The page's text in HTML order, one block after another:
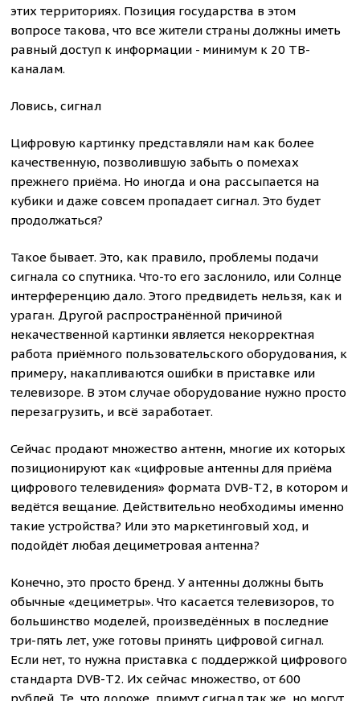
этих территориях. Позиция государства в этом
вопросе такова, что все жители страны должны иметь
равный доступ к информации - минимум к 20 ТВ-
каналам.
Ловись, сигнал
Цифровую картинку представляли нам как более
качественную, позволившую забыть о помехах
прежнего приёма. Но иногда и она рассыпается на
кубики и даже совсем пропадает сигнал. Это будет
продолжаться?
Такое бывает. Это, как правило, проблемы подачи
сигнала со спутника. Что-то его заслонило, или Солнце
интерференцию дало. Этого предвидеть нельзя, как и
ураган. Другой распространённой причиной
некачественной картинки является некорректная
работа приёмного пользовательского оборудования, к
примеру, накапливаются ошибки в приставке или
телевизоре. В этом случае оборудование нужно просто
перезагрузить, и всё заработает.
Сейчас продают множество антенн, многие их которых
позиционируют как «цифровые антенны для приёма
цифрового телевидения» формата DVB-T2, в котором и
ведётся вещание. Действительно необходимы именно
такие устройства? Или это маркетинговый ход, и
подойдёт любая дециметровая антенна?
Конечно, это просто бренд. У антенны должны быть
обычные «дециметры». Что касается телевизоров, то
большинство моделей, произведённых в последние
три-пять лет, уже готовы принять цифровой сигнал.
Если нет, то нужна приставка с поддержкой цифрового
стандарта DVB-T2. Их сейчас множество, от 600